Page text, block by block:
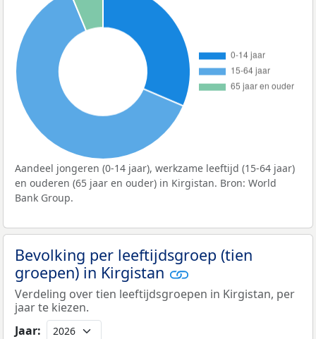
Aandeel jongeren (0-14 jaar), werkzame leeftijd (15-64 jaar)
en ouderen (65 jaar en ouder) in Kirgistan. Bron: World
Bank Group.
Bevolking per leeftijdsgroep (tien
groepen) in Kirgistan
Verdeling over tien leeftijdsgroepen in Kirgistan, per
jaar te kiezen.
Jaar: